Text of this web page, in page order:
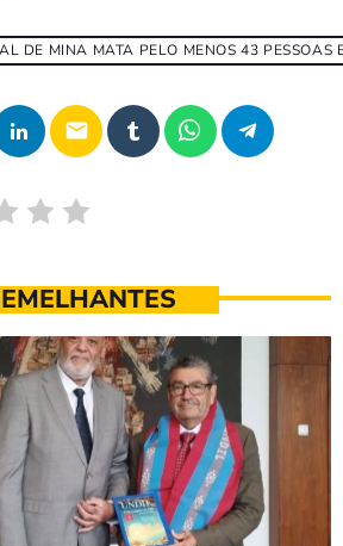
DE MINA MATA PELO MENOS 43 PESSOAS
email